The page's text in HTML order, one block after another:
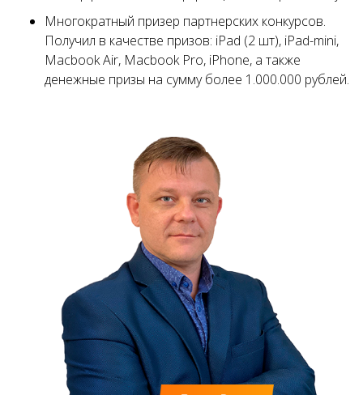
Многократный призер партнерских конкурсов.
Получил в качестве призов: iPad (2 шт), iPad-mini,
Macbook Air, Macbook Pro, iPhone, а также
денежные призы на сумму более 1.000.000 рублей.